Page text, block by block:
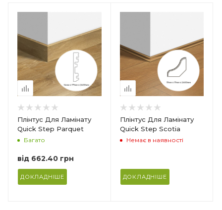
Плінтус Для Ламінату
Quick Step Parquet
Багато
від 662.40 грн
ДОКЛАДНІШЕ
Товщина
17 мм
Ширина
17 мм
Довжина
Матеріал
Ламінований МДФ
Кількість в упаковці
Плінтус Для Ламінату
Quick Step Scotia
Немає в наявності
ДОКЛАДНІШЕ